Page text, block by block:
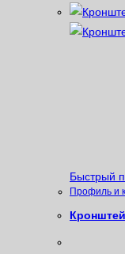
Быстрый
Профиль и